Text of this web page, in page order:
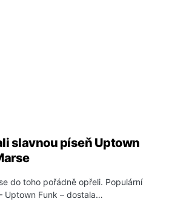
slavnou píseň Uptown
do toho pořádně opřeli. Populární
Uptown Funk – dostala…